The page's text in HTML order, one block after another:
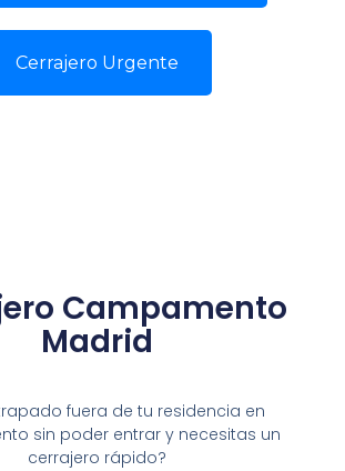
Cerrajero Urgente
Campamento
Madrid
fuera de tu residencia en
sin poder entrar y necesitas un
cerrajero rápido?